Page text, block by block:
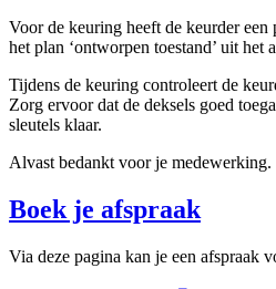
Voor de keuring heeft de keurder
het plan ‘ontworpen toestand’ uit het
Tijdens de keuring controleert de
Zorg ervoor dat de deksels goed
sleutels klaar.
Alvast bedankt voor je medewerking.
Boek je afspraak
Via deze pagina kan je een afspraak